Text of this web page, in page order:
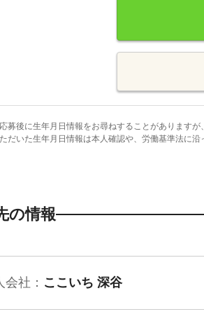
募後に生年月日情報をお尋ねすることがあります
だいた生年月日情報は本人確認や、労働基準法に沿
の情報
会社： ここいち 深谷